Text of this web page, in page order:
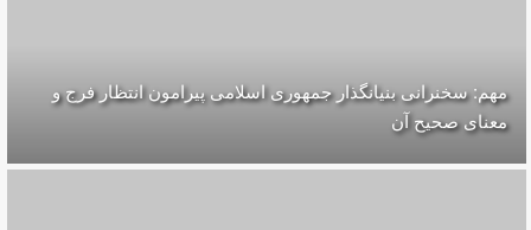
مهم: سخنرانی بنیانگذار جمهوری اسلامی پیرامون انتظار فرج و
معناى صحيح آن